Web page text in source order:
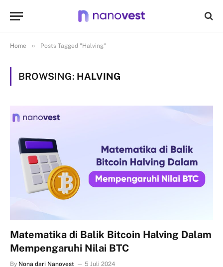
Home » Posts Tagged "Halving"
BROWSING: HALVING
Matematika di Balik Bitcoin Halving Dalam
Mempengaruhi Nilai BTC
By Nona dari Nanovest 5 Juli 2024